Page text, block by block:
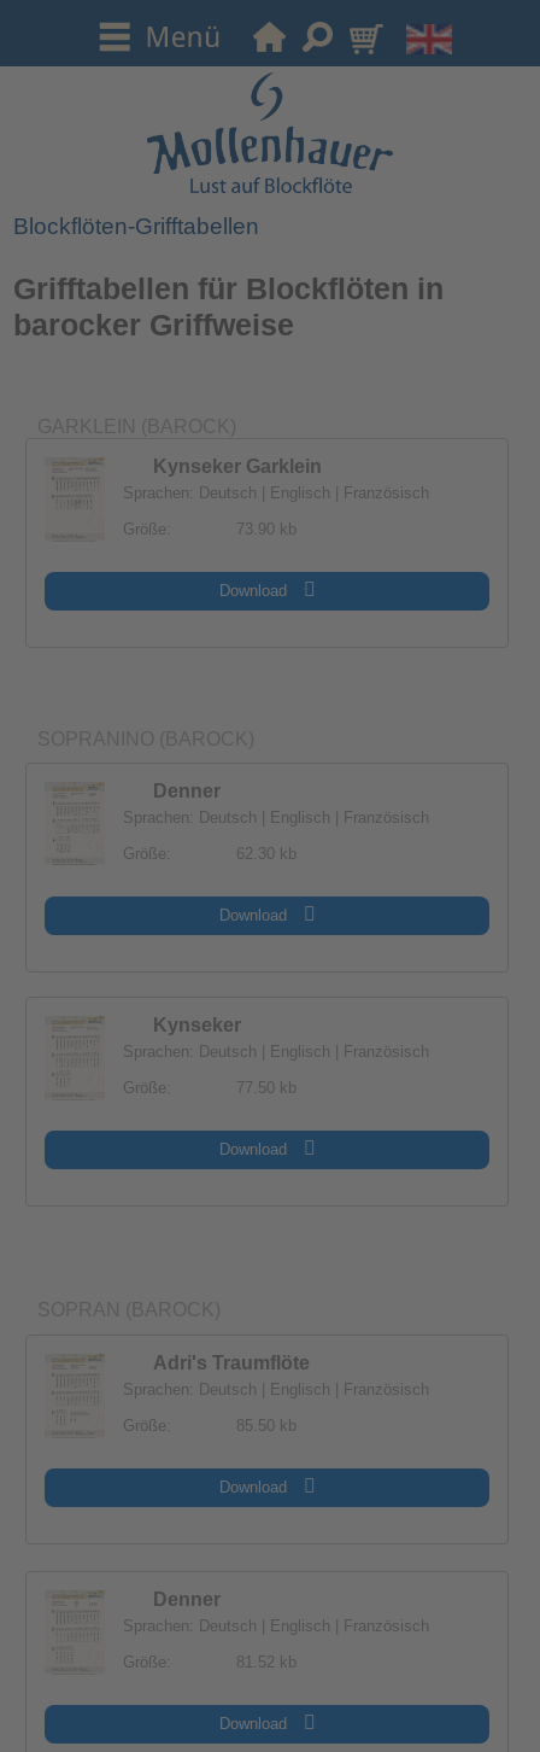
Blockflöten-Grifftabellen
Grifftabellen für Blockflöten in
barocker Griffweise
Kynseker Garklein
Sprachen: Deutsch | Englisch | Französisch
Größe:
73.90 kb
Download
Denner
Sprachen: Deutsch | Englisch | Französisch
Größe:
62.30 kb
Download
Kynseker
Sprachen: Deutsch | Englisch | Französisch
Größe:
77.50 kb
Download
Adri's Traumflöte
Sprachen: Deutsch | Englisch | Französisch
Größe:
85.50 kb
Download
Denner
Sprachen: Deutsch | Englisch | Französisch
Größe:
81.52 kb
Download